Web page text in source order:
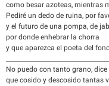
como besar azoteas, mientras
Pediré un dedo de ruina, por
y el futuro de una pompa, de
por donde enhebrar la chorra
y que aparezca el poeta del
No puedo con tanto grano, dice
que cosido y descosido tantas